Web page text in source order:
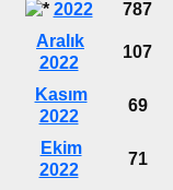
2022 787
Aralık
2022
107
Kasım
2022
69
Ekim
2022
71